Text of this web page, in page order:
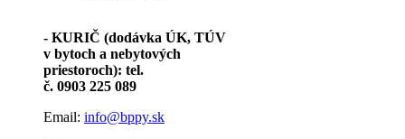
- KURIČ (dodávka ÚK, TÚV
v bytoch a nebytových
priestoroch): tel.
č. 0903 225 089
Email: info@bppy.sk